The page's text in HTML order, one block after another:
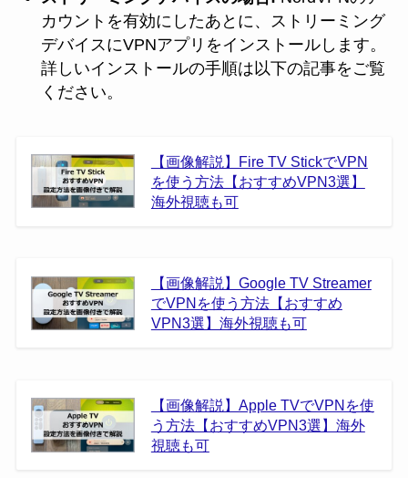
カウントを有効にしたあとに、ストリーミング
デバイスにVPNアプリをインストールします。
詳しいインストールの手順は以下の記事をご覧
ください。
【画像解説】Fire TV StickでVPN
を使う方法【おすすめVPN3選】
海外視聴も可
【画像解説】Google TV Streamer
でVPNを使う方法【おすすめ
VPN3選】海外視聴も可
【画像解説】Apple TVでVPNを使
う方法【おすすめVPN3選】海外
視聴も可